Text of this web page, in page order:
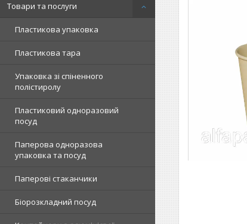
Товари та послуги
Пластикова упаковка
Пластикова тара
Упаковка зі спіненного
полістиролу
Пластиковий одноразовий
посуд
Паперова одноразова
упаковка та посуд
Паперові стаканчики
Біорозкладний посуд